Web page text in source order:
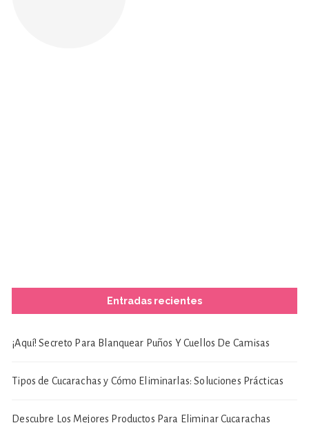
Entradas recientes
¡Aquí! Secreto Para Blanquear Puños Y Cuellos De Camisas
Tipos de Cucarachas y Cómo Eliminarlas: Soluciones Prácticas
Descubre Los Mejores Productos Para Eliminar Cucarachas